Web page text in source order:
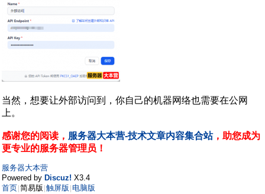
当然，想要让外部访问到，你自己的机器网络也需要在公网
上。
感谢您的阅读， 服务器大本营-技术文章内容集合站，助您成为
更专业的服务器管理员！
服务器大本营
Powered by Discuz! X3.4
首页 简易版 触屏版 电脑版